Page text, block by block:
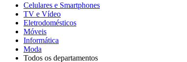
Celulares e Smartphones
TV e Vídeo
Eletrodomésticos
Móveis
Informática
Moda
Todos os departamentos